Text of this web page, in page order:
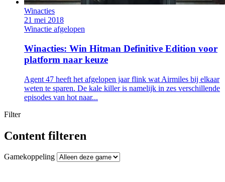
Winacties
21 mei 2018
Winactie afgelopen
Winacties: Win Hitman Definitive Edition voor
platform naar keuze
Agent 47 heeft het afgelopen jaar flink wat Airmiles bij elkaar
weten te sparen. De kale killer is namelijk in zes verschillende
episodes van hot naar...
Filter
Content filteren
Gamekoppeling